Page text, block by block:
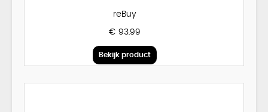
reBuy
€ 93.99
Bekijk product